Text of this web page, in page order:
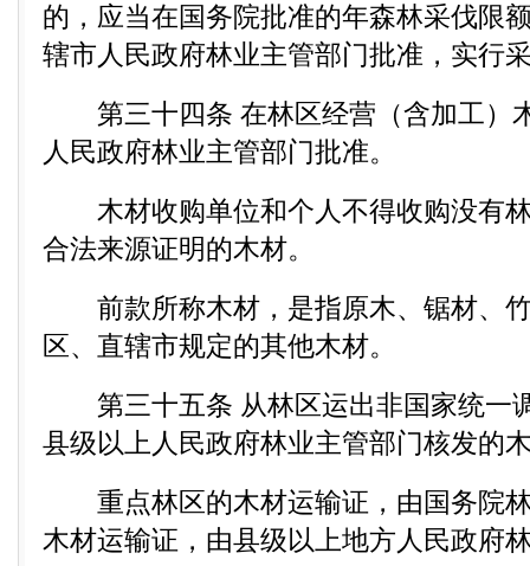
的，应当在国务院批准的年森林采伐限
辖市人民政府林业主管部门批准，实行
第三十四条 在林区经营（含加工）
人民政府林业主管部门批准。
木材收购单位和个人不得收购没有林
合法来源证明的木材。
前款所称木材，是指原木、锯材、竹
区、直辖市规定的其他木材。
第三十五条 从林区运出非国家统一
县级以上人民政府林业主管部门核发的
重点林区的木材运输证，由国务院林
木材运输证，由县级以上地方人民政府